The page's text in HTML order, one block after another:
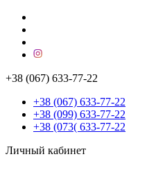
+38 (067) 633-77-22
+38 (067) 633-77-22
+38 (099) 633-77-22
+38 (073( 633-77-22
Личный кабинет